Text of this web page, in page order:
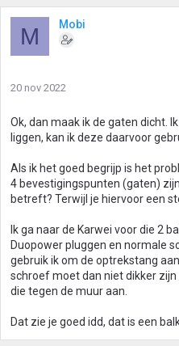
M Mobi
20 nov 2022
Ok, dan maak ik de gaten dicht.
liggen, kan ik deze daarvoor
Als ik het goed begrijp is het
4 bevestigingspunten (gaten)
betreft? Terwijl je hiervoor een
Ik ga naar de Karwei voor die 2
Duopower pluggen en normale
gebruik ik om de optrekstang
schroef moet dan niet dikker
die tegen de muur aan.
Dat zie je goed idd, dat is een